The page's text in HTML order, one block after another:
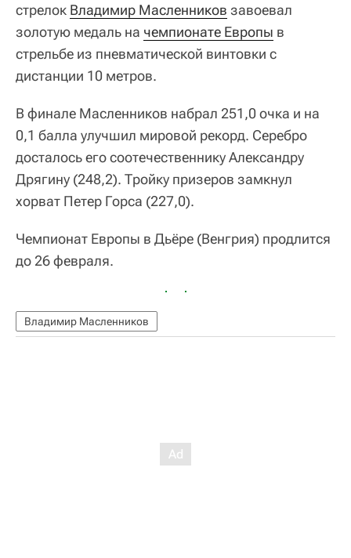
стрелок Владимир Масленников завоевал
золотую медаль на чемпионате Европы в
стрельбе из пневматической винтовки с
дистанции 10 метров.
В финале Масленников набрал 251,0 очка и на
0,1 балла улучшил мировой рекорд. Серебро
досталось его соотечественнику Александру
Дрягину (248,2). Тройку призеров замкнул
хорват Петер Горса (227,0).
Чемпионат Европы в Дьёре (Венгрия) продлится
до 26 февраля.
Владимир Масленников